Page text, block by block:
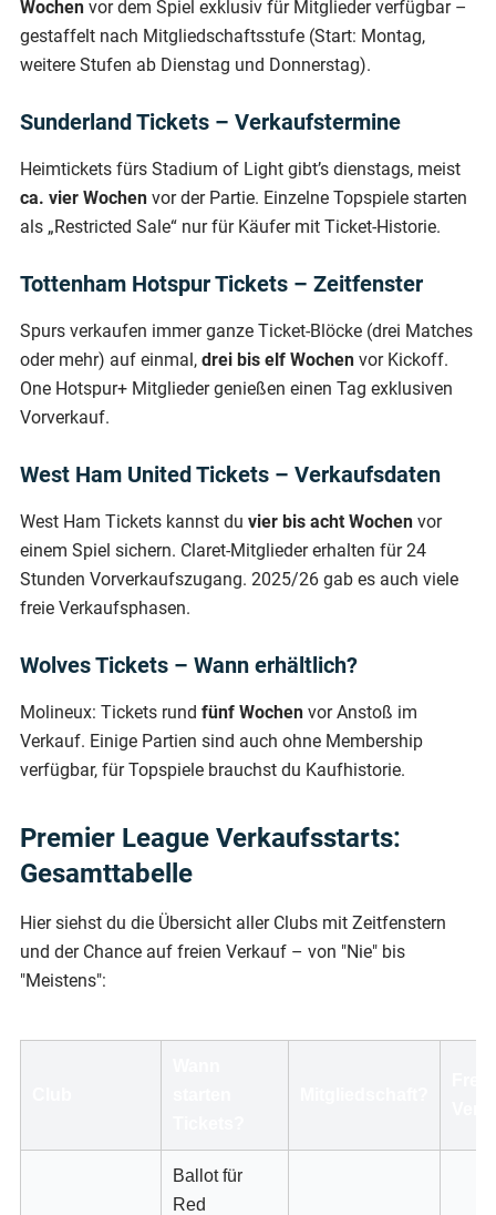
Wochen vor dem Spiel exklusiv für Mitglieder verfügbar –
gestaffelt nach Mitgliedschaftsstufe (Start: Montag,
weitere Stufen ab Dienstag und Donnerstag).
Sunderland Tickets – Verkaufstermine
Heimtickets fürs Stadium of Light gibt’s dienstags, meist
ca. vier Wochen vor der Partie. Einzelne Topspiele starten
als „Restricted Sale“ nur für Käufer mit Ticket-Historie.
Tottenham Hotspur Tickets – Zeitfenster
Spurs verkaufen immer ganze Ticket-Blöcke (drei Matches
oder mehr) auf einmal, drei bis elf Wochen vor Kickoff.
One Hotspur+ Mitglieder genießen einen Tag exklusiven
Vorverkauf.
West Ham United Tickets – Verkaufsdaten
West Ham Tickets kannst du vier bis acht Wochen vor
einem Spiel sichern. Claret-Mitglieder erhalten für 24
Stunden Vorverkaufszugang. 2025/26 gab es auch viele
freie Verkaufsphasen.
Wolves Tickets – Wann erhältlich?
Molineux: Tickets rund fünf Wochen vor Anstoß im
Verkauf. Einige Partien sind auch ohne Membership
verfügbar, für Topspiele brauchst du Kaufhistorie.
Premier League Verkaufsstarts:
Gesamttabelle
Hier siehst du die Übersicht aller Clubs mit Zeitfenstern
und der Chance auf freien Verkauf – von "Nie" bis
"Meistens":
Ballot für
Red